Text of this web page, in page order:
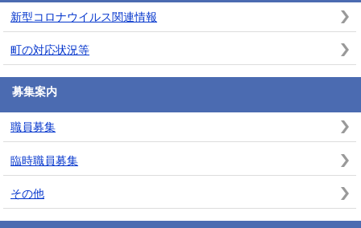
新型コロナウイルス関連情報
町の対応状況等
募集案内
職員募集
臨時職員募集
その他